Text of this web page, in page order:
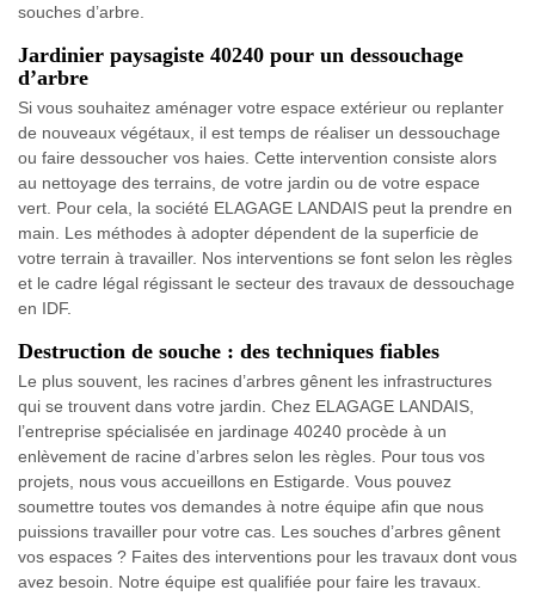
souches d’arbre.
Jardinier paysagiste 40240 pour un dessouchage
d’arbre
Si vous souhaitez aménager votre espace extérieur ou replanter
de nouveaux végétaux, il est temps de réaliser un dessouchage
ou faire dessoucher vos haies. Cette intervention consiste alors
au nettoyage des terrains, de votre jardin ou de votre espace
vert. Pour cela, la société ELAGAGE LANDAIS peut la prendre en
main. Les méthodes à adopter dépendent de la superficie de
votre terrain à travailler. Nos interventions se font selon les règles
et le cadre légal régissant le secteur des travaux de dessouchage
en IDF.
Destruction de souche : des techniques fiables
Le plus souvent, les racines d’arbres gênent les infrastructures
qui se trouvent dans votre jardin. Chez ELAGAGE LANDAIS,
l’entreprise spécialisée en jardinage 40240 procède à un
enlèvement de racine d’arbres selon les règles. Pour tous vos
projets, nous vous accueillons en Estigarde. Vous pouvez
soumettre toutes vos demandes à notre équipe afin que nous
puissions travailler pour votre cas. Les souches d’arbres gênent
vos espaces ? Faites des interventions pour les travaux dont vous
avez besoin. Notre équipe est qualifiée pour faire les travaux.